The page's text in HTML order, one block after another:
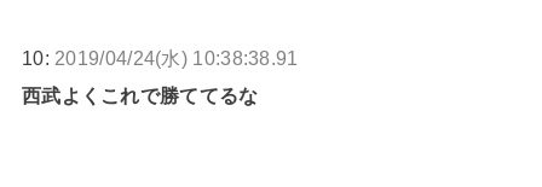
10: 2019/04/24(水) 10:38:38.91
西武よくこれで勝ててるな